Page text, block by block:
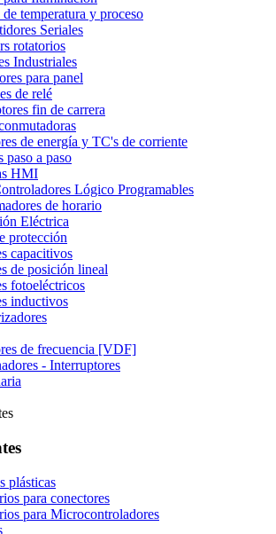
temperatura y proceso
Seriales
rotatorios
Industriales
para panel
de relé
fin de carrera
de energía y TC's de corriente
paso a paso
HMI
Lógico Programables
de horario
Eléctrica
protección
capacitivos
de posición lineal
fotoeléctricos
inductivos
de frecuencia [VDF]
- Interruptores
plásticas
para conectores
para Microcontroladores